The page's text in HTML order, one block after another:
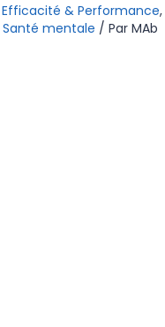
Efficacité & Performance,
Santé mentale / Par MAb